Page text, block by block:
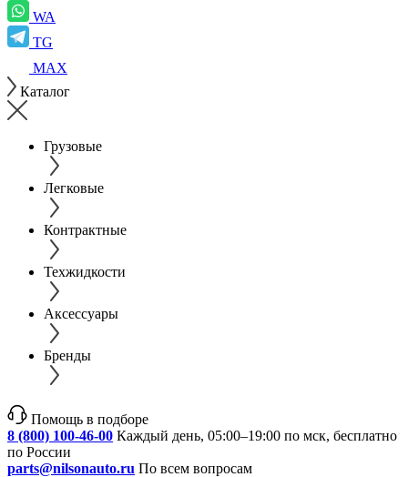
WA
TG
MAX
Каталог
Грузовые
Легковые
Контрактные
Техжидкости
Аксессуары
Бренды
Помощь в подборе
8 (800) 100-46-00 Каждый день, 05:00–19:00 по мск, бесплатно
по России
parts@nilsonauto.ru По всем вопросам